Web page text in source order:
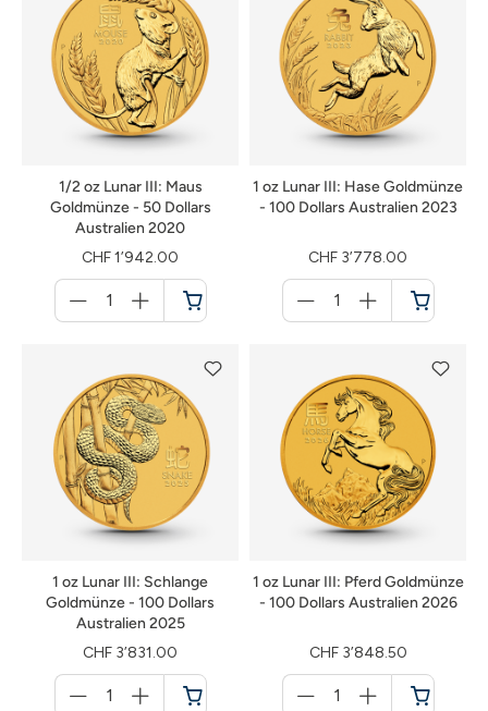
1/2 oz Lunar III: Maus
Goldmünze - 50 Dollars
Australien 2020
CHF 1’942.00
für
Warenkorb
1 oz Lunar III: Hase Goldmünze
- 100 Dollars Australien 2023
CHF 3’778.00
für
Warenkorb
1 oz Lunar III: Schlange
Goldmünze - 100 Dollars
Australien 2025
CHF 3’831.00
für
1 oz Lunar III: Pferd Goldmünze
- 100 Dollars Australien 2026
CHF 3’848.50
für